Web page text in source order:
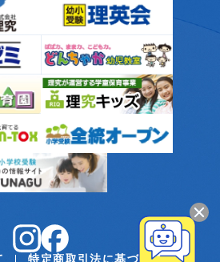
特定商取引法に基づく表記